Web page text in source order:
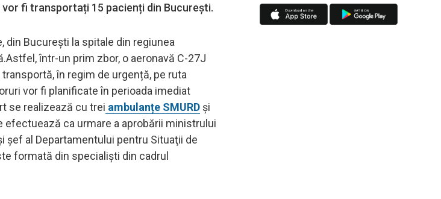
fi transportați 15 pacienți din București.
București la spitale din regiunea
într-un prim zbor, o aeronavă C-27J
în regim de urgență, pe ruta
vor fi planificate în perioada imediat
se realizează cu trei ambulanțe SMURD și
ca urmare a aprobării ministrului
șef al Departamentului pentru Situaţii de
formată din specialiști din cadrul